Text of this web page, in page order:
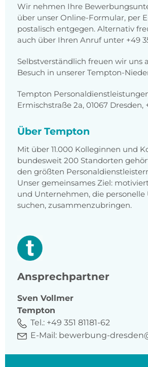
Wir nehmen Ihre
über unser Online-Formular, per
postalisch entgegen. Alternativ
auch über Ihren Anruf unter +49
Selbstverständlich freuen wir uns
Besuch in unserer Tempton-
Tempton
Ermischstraße 2a, 01067 Dresden,
Über Tempton
Mit über 11.000 Kolleginnen und
bundesweit 200 Standorten
den größten
Unser gemeinsames Ziel:
und Unternehmen, die
suchen, zusammenzubringen.
Ansprechpartner
Sven Vollmer
Tempton
Tel.: +49 351 81181-62
E-Mail: bewerbung-